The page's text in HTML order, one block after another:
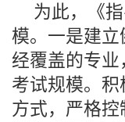
为此，《
模。一是建
经覆盖的专
考试规模。
方式，严格